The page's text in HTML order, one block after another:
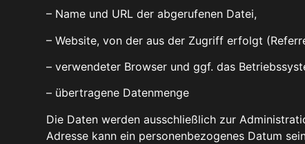
– Name und URL der abgerufenen Datei,
– Website, von der aus der Zugriff erfolgt
– verwendeter Browser und ggf. das
– übertragene Datenmenge
Die Daten werden ausschließlich zur
Adresse kann ein personenbezogenes Datum